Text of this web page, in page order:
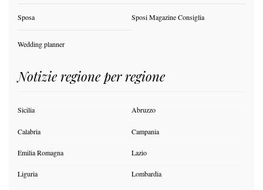
Sposa Sposi Magazine Consiglia
Wedding planner
Notizie regione per regione
Sicilia Abruzzo
Calabria Campania
Emilia Romagna Lazio
Liguria Lombardia